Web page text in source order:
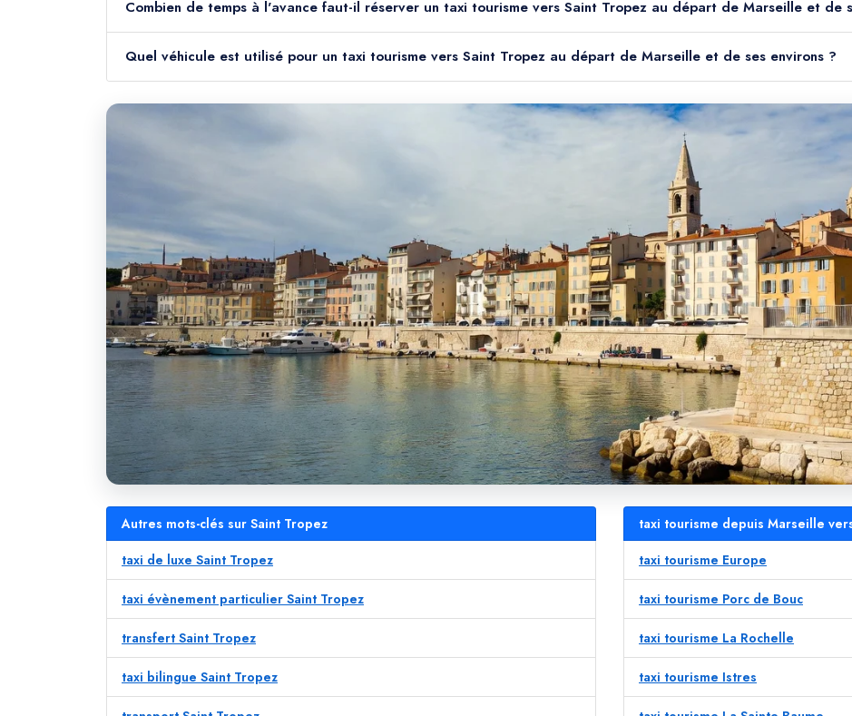
Combien de temps à l'avance faut-il réserver un taxi tourisme vers Saint Tropez au départ de Marseille et de
Quel véhicule est utilisé pour un taxi tourisme vers Saint Tropez au départ de Marseille et de ses environs ?
Autres mots-clés sur Saint Tropez
taxi de luxe Saint Tropez
taxi évènement particulier Saint Tropez
transfert Saint Tropez
taxi bilingue Saint Tropez
taxi tourisme depuis Marseille
taxi tourisme Europe
taxi tourisme Porc de Bouc
taxi tourisme La Rochelle
taxi tourisme Istres